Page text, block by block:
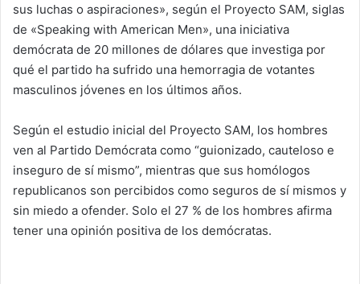
sus luchas o aspiraciones», según el Proyecto SAM, siglas
de «Speaking with American Men», una iniciativa
demócrata de 20 millones de dólares que investiga por
qué el partido ha sufrido una hemorragia de votantes
masculinos jóvenes en los últimos años.
Según el estudio inicial del Proyecto SAM, los hombres
ven al Partido Demócrata como “guionizado, cauteloso e
inseguro de sí mismo”, mientras que sus homólogos
republicanos son percibidos como seguros de sí mismos y
sin miedo a ofender. Solo el 27 % de los hombres afirma
tener una opinión positiva de los demócratas.